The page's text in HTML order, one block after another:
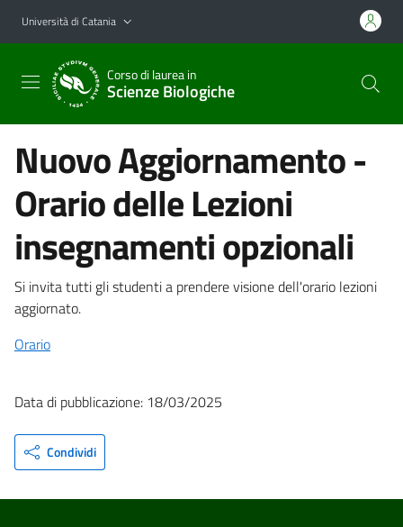
Vai al contenuto principale
Vai al menu di navigazione
Università di Catania
Corso di laurea in
Scienze Biologiche
Nuovo Aggiornamento -
Orario delle Lezioni
insegnamenti opzionali
Si invita tutti gli studenti a prendere visione dell'orario lezioni
aggiornato.
Orario
Data di pubblicazione: 18/03/2025
Condividi